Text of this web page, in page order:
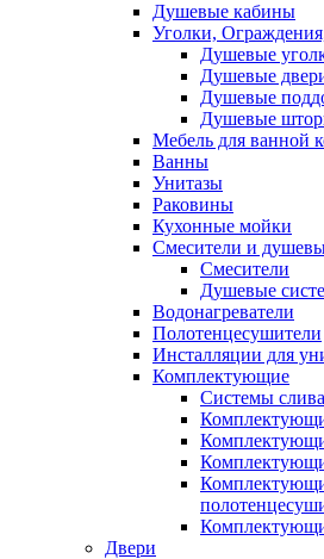
Душевые кабины
Уголки,
Душевые
Душевые
Душевые
Душевые
Мебель для ванной
Ванны
Унитазы
Раковины
Кухонные мойки
Смесители и
Смесители
Душевые
Водонагреватели
Полотенцесушители
Инсталляции для
Комплектующие
Системы слива
Двери